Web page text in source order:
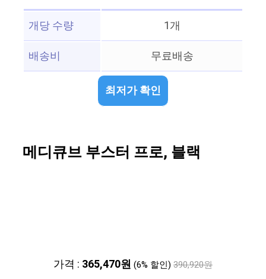
개당 수량
1개
배송비
무료배송
최저가 확인
메디큐브 부스터 프로, 블랙
가격 : 365,470원 (6% 할인) 390,920원